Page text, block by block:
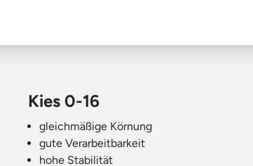
Kies 0-16
gleichmäßige Körnung
gute Verarbeitbarkeit
hohe Stabilität